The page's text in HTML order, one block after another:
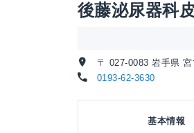
後藤泌尿器科
〒 027-0083 岩手県
0193-62-3630
基本情報